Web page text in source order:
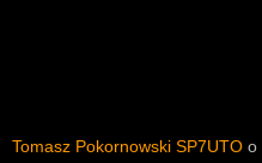
Tomasz Pokornowski SP7UTO o